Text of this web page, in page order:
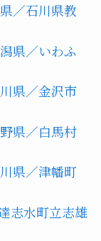
／石川県教
県／いわふ
県／金沢市
県／白馬村
県／津幡町
志水町立志雄